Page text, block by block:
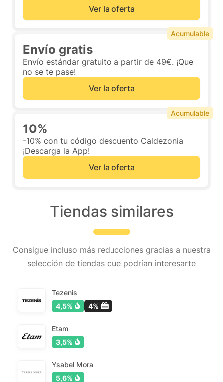
Ver la oferta
Envío gratis
Envío estándar gratuito a partir de 49€. ¡Que
no se te pase!
Ver la oferta
Acumulable
10%
-10% con tu código descuento Caldezonia
¡Descarga la App!
Ver la oferta
Acumulable
Tiendas similares
Consigue incluso más reducciones gracias a nuestra
selección de tiendas que podrían interesarte
Tezenis
4,5%
4%
Etam
3,5%
Ysabel Mora
5,6%